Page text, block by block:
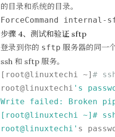
的目录和系统的目录。
ForceCommand internal-
步骤 4、测试和验证 sftp
登录到你的 sftp 服务器的同一
ssh 和 sftp 服务。
[root@linuxtechi ~] #
root@linuxtechi 's
Write failed: Broken
[root@linuxtechi ~]#
root@linuxtechi' s